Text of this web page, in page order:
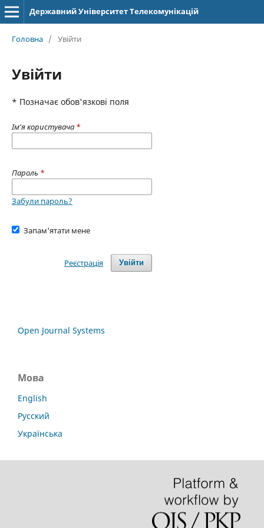
Державний Університет Телекомунікацій
Головна / Увійти
Увійти
* Позначає обов'язкові поля
Ім'я користувача *
Пароль *
Забули пароль?
Запам'ятати мене
Увійти
Реєстрація
Open Journal Systems
Мова
English
Русский
Українська